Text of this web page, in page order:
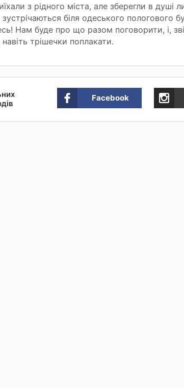
з рідного міста, але зберегли в душі
біля одеського пологового
Нам буде про що разом поговорити, і,
трішечки поплакати.
Facebook